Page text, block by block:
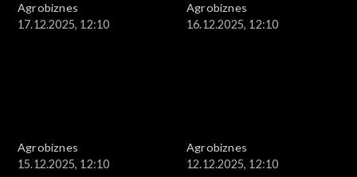
Agrobiznes
17.12.2025, 12:10
Agrobiznes
16.12.2025, 12:10
Agrobiznes
15.12.2025, 12:10
Agrobiznes
12.12.2025, 12:10